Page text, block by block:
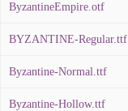
ByzantineEmpire.otf
BYZANTINE-Regular.ttf
Byzantine-Normal.ttf
Byzantine-Hollow.ttf